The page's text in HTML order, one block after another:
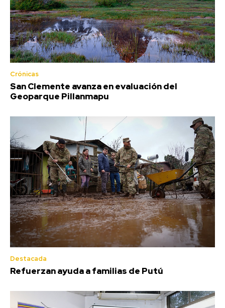
Crónicas
San Clemente avanza en evaluación del
Geoparque Pillanmapu
Destacada
Refuerzan ayuda a familias de Putú